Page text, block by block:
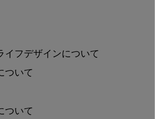
イフデザインについて
ついて
ついて